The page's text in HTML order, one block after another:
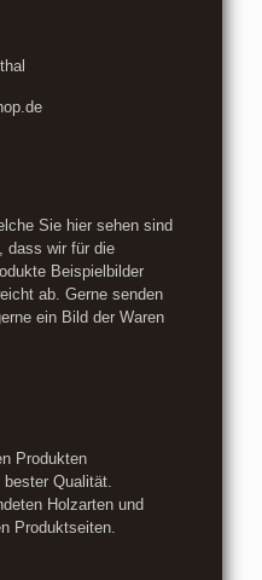
Sie hier sehen sind
dass wir für die
Beispielbilder
ab. Gerne senden
ein Bild der Waren
Produkten
Qualität.
Holzarten und
Produktseiten.